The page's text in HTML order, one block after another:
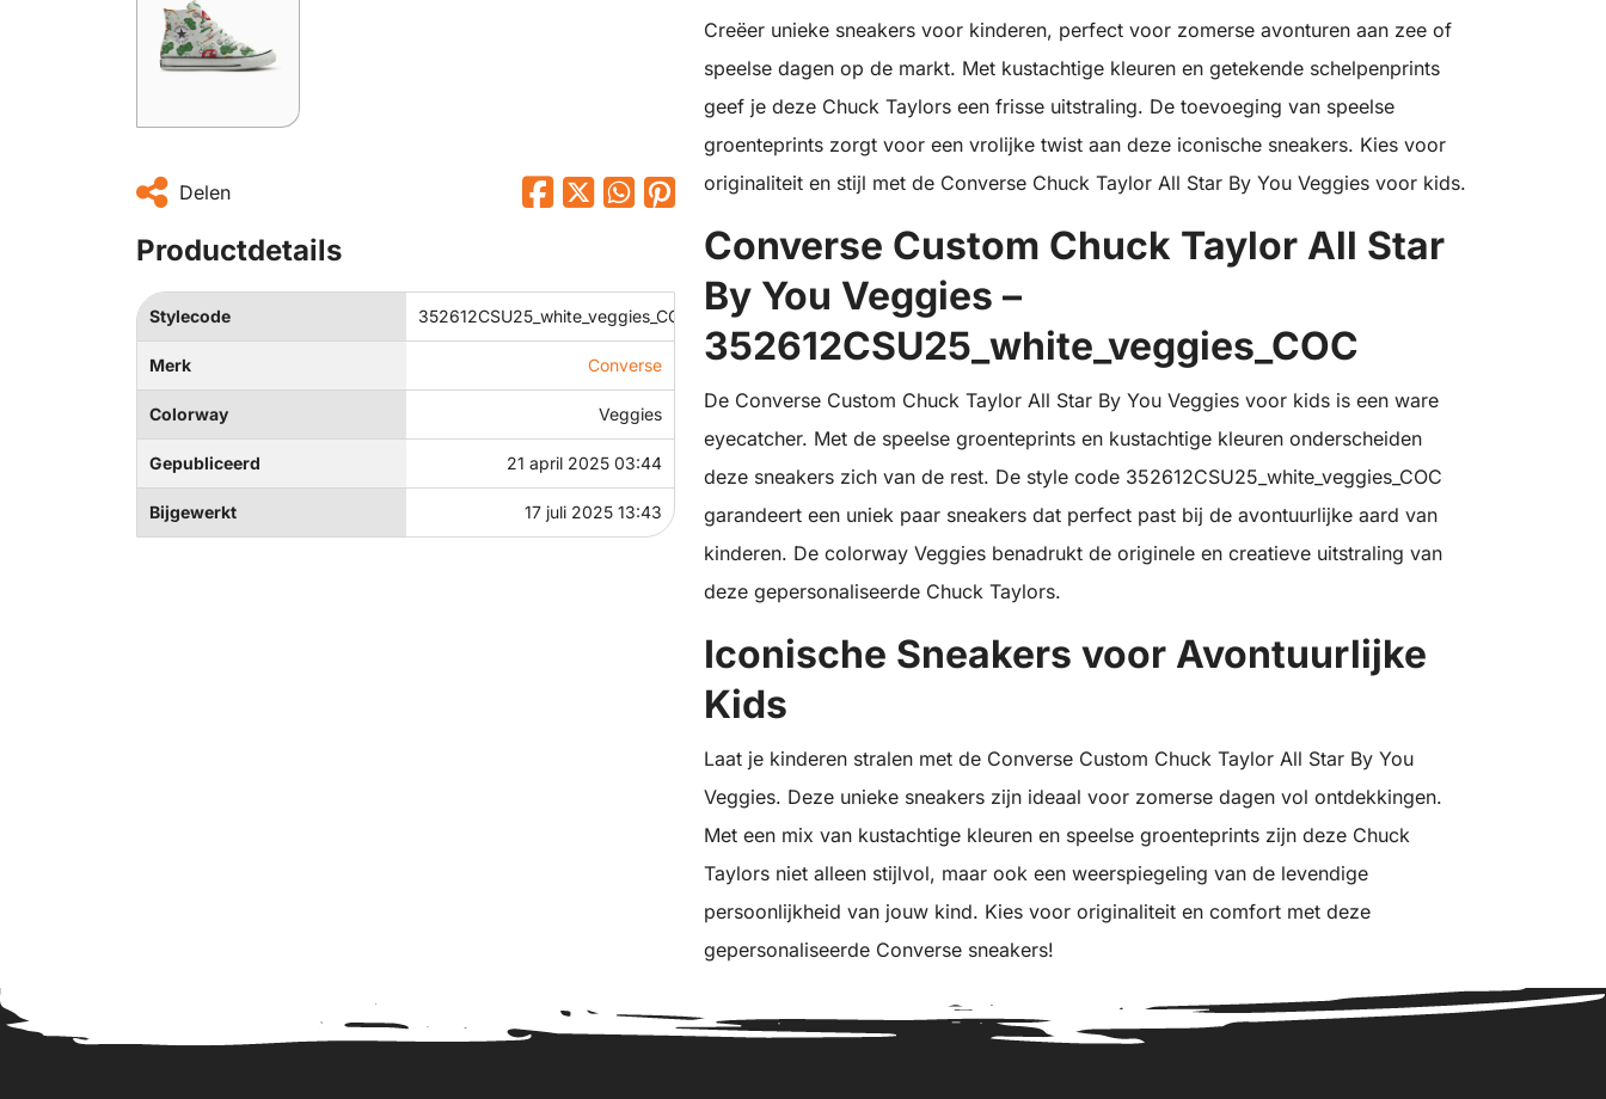
Delen
Productdetails
Stylecode 352612CSU25_white_veggies_COC
Merk Converse
Colorway Veggies
Gepubliceerd 21 april 2025 03:44
Bijgewerkt 17 juli 2025 13:43
Creëer unieke sneakers voor kinderen, perfect voor zomerse avonturen aan zee of
speelse dagen op de markt. Met kustachtige kleuren en getekende schelpenprints
geef je deze Chuck Taylors een frisse uitstraling. De toevoeging van speelse
groenteprints zorgt voor een vrolijke twist aan deze iconische sneakers. Kies voor
originaliteit en stijl met de Converse Chuck Taylor All Star By You Veggies voor kids.
Converse Custom Chuck Taylor All Star
By You Veggies –
352612CSU25_white_veggies_COC
De Converse Custom Chuck Taylor All Star By You Veggies voor kids is een ware
eyecatcher. Met de speelse groenteprints en kustachtige kleuren onderscheiden
deze sneakers zich van de rest. De style code 352612CSU25_white_veggies_COC
garandeert een uniek paar sneakers dat perfect past bij de avontuurlijke aard van
kinderen. De colorway Veggies benadrukt de originele en creatieve uitstraling van
deze gepersonaliseerde Chuck Taylors.
Iconische Sneakers voor Avontuurlijke
Kids
Laat je kinderen stralen met de Converse Custom Chuck Taylor All Star By You
Veggies. Deze unieke sneakers zijn ideaal voor zomerse dagen vol ontdekkingen.
Met een mix van kustachtige kleuren en speelse groenteprints zijn deze Chuck
Taylors niet alleen stijlvol, maar ook een weerspiegeling van de levendige
persoonlijkheid van jouw kind. Kies voor originaliteit en comfort met deze
gepersonaliseerde Converse sneakers!